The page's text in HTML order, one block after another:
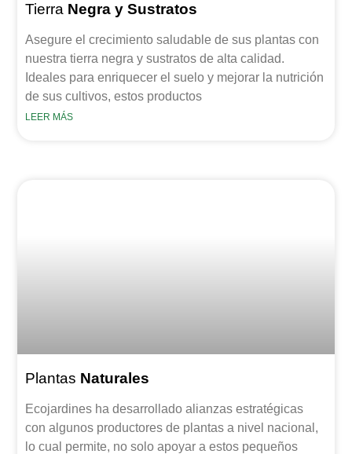
Tierra Negra y Sustratos
Asegure el crecimiento saludable de sus plantas con
nuestra tierra negra y sustratos de alta calidad.
Ideales para enriquecer el suelo y mejorar la nutrición
de sus cultivos, estos productos
LEER MÁS
Plantas Naturales
Ecojardines ha desarrollado alianzas estratégicas
con algunos productores de plantas a nivel nacional,
lo cual permite, no solo apoyar a estos pequeños